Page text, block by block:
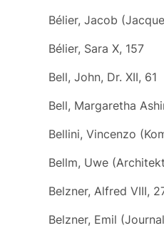
Bélier, Jacob
Bélier, Sara X, 157
Bell, John, Dr. XII, 61
Bell, Margaretha
Bellini, Vincenzo
Bellm, Uwe
Belzner, Alfred VIII,
Belzner, Emil